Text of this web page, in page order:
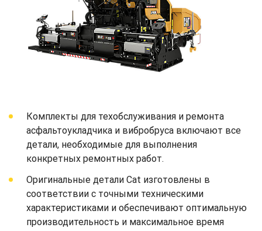
Комплекты для техобслуживания и ремонта
асфальтоукладчика и вибробруса включают все
детали, необходимые для выполнения
конкретных ремонтных работ.
Оригинальные детали Cat изготовлены в
соответствии с точными техническими
характеристиками и обеспечивают оптимальную
производительность и максимальное время